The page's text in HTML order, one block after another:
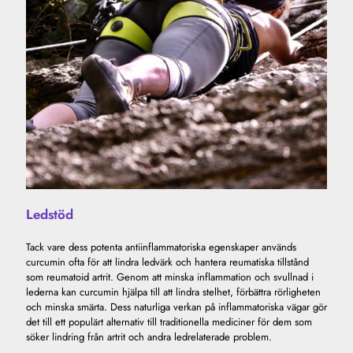
Ledstöd
Tack vare dess potenta antiinflammatoriska egenskaper används
curcumin ofta för att lindra ledvärk och hantera reumatiska tillstånd
som reumatoid artrit. Genom att minska inflammation och svullnad i
lederna kan curcumin hjälpa till att lindra stelhet, förbättra rörligheten
och minska smärta. Dess naturliga verkan på inflammatoriska vägar gör
det till ett populärt alternativ till traditionella mediciner för dem som
söker lindring från artrit och andra ledrelaterade problem.